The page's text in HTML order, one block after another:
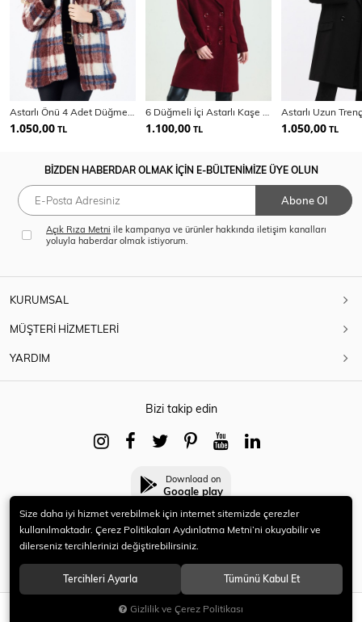
SEPETE EKLE
1.050,00 TL 1.100,00 TL 1.050,00 TL
BİZDEN HABERDAR OLMAK İÇİN E-BÜLTENİMİZE ÜYE OLUN
Abone Ol
Açık Rıza Metni ile kampanya ve ürünler hakkında iletişim kanalları
yoluyla haberdar olmak istiyorum.
KURUMSAL
MÜŞTERİ HİZMETLERİ
YARDIM
Bizi takip edin
Download on
Google play
© 2021 HERYENİ. Tüm hakları saklıdır.
Size daha iyi hizmet verebilmek için internet sitemizde çerezler
kullanılmaktadır. Çerez Politikaları Aydınlatma Metni’ni okuyabilir ve
dilerseniz tercihlerinizi değiştirebilirsiniz.
Tercihleri Ayarla Tümünü Kabul Et
Gizlilik ve Çerez Politikası